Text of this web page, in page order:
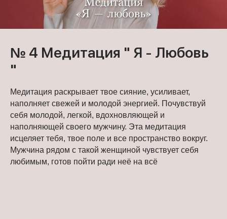
№ 4 Медитация " Я - Любовь
"
Медитация раскрывает твое сияние, усиливает,
наполняет свежей и молодой энергией. Почувствуй
себя молодой, легкой, вдохновляющей и
наполняющей своего мужчину. Эта медитация
исцеляет тебя, твое поле и все пространство вокруг.
Мужчина рядом с такой женщиной чувствует себя
любимым, готов пойти ради неё на всё